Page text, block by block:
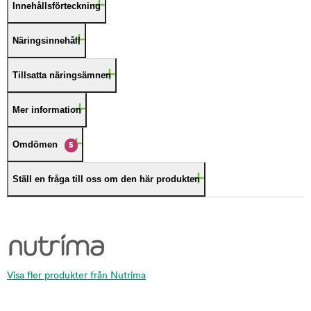
Innehållsförteckning
Näringsinnehåll
Tillsatta näringsämnen
Mer information
Omdömen 5
Ställ en fråga till oss om den här produkten
Visa fler produkter från Nutrima